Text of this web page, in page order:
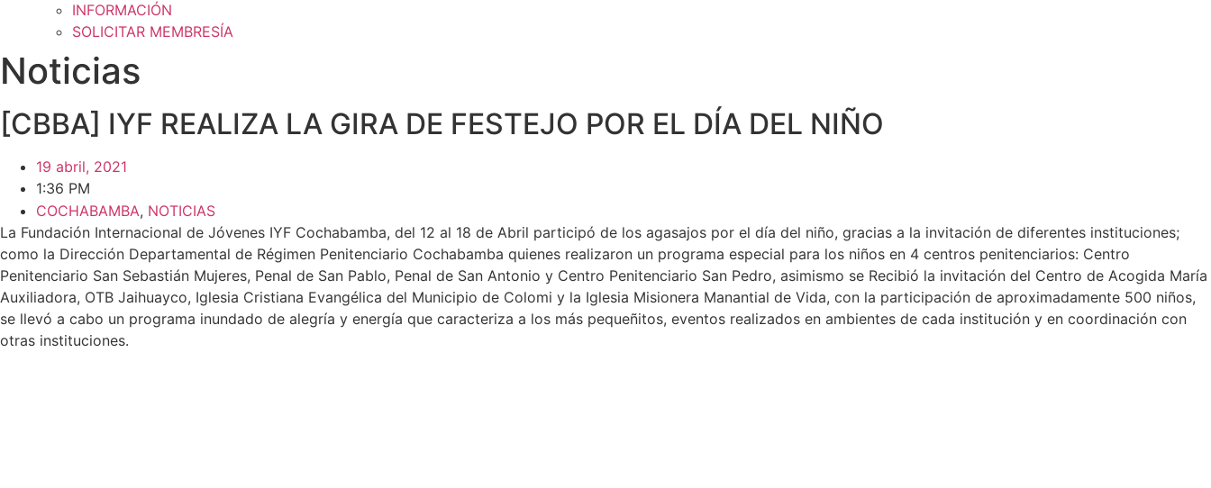
INFORMACIÓN
SOLICITAR MEMBRESÍA
Noticias
[CBBA] IYF REALIZA LA GIRA DE FESTEJO POR EL DÍA DEL NIÑO
19 abril, 2021
1:36 PM
COCHABAMBA, NOTICIAS
La Fundación Internacional de Jóvenes IYF Cochabamba, del 12 al 18 de Abril participó de los agasajos por el día del niño, gracias a la invitación de diferentes instituciones;
como la Dirección Departamental de Régimen Penitenciario Cochabamba quienes realizaron un programa especial para los niños en 4 centros penitenciarios: Centro
Penitenciario San Sebastián Mujeres, Penal de San Pablo, Penal de San Antonio y Centro Penitenciario San Pedro, asimismo se Recibió la invitación del Centro de Acogida María
Auxiliadora, OTB Jaihuayco, Iglesia Cristiana Evangélica del Municipio de Colomi y la Iglesia Misionera Manantial de Vida, con la participación de aproximadamente 500 niños,
se llevó a cabo un programa inundado de alegría y energía que caracteriza a los más pequeñitos, eventos realizados en ambientes de cada institución y en coordinación con
otras instituciones.